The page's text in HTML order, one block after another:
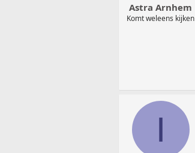
r
t
m
Astra Arnhem
Komt weleens kijken
I